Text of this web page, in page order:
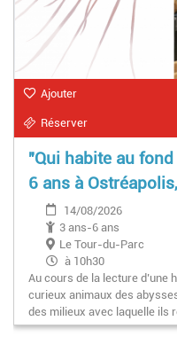
Ajouter
Réserver
"Qui habite au
6 ans à
14/08/2026
3 ans-6 ans
Le Tour-du-Parc
à 10h30
Au cours de la lecture
curieux animaux des
des milieux avec laquelle ils